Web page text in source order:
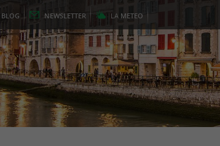
BLOG NEWSLETTER LA METEO